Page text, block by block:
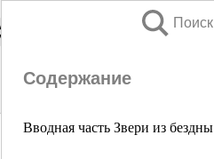
Поиск
Содержание
Вводная часть Звери из бездны